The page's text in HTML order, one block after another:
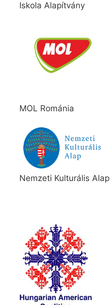
Iskola Alapítvány
MOL Románia
Nemzeti Kulturális Alap